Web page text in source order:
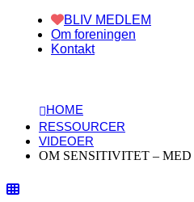
BLIV MEDLEM
Om foreningen
Kontakt
HOME
RESSOURCER
VIDEOER
OM SENSITIVITET –